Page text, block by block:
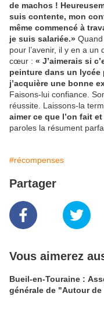
de machos !
suis contente, mon
même commencé à
je suis salariée.»
pour l’avenir, il y en a
cœur : « J’aimerais si
peinture dans un
j’acquière une bonne
Faisons-lui confiance.
réussite. Laissons-la
aimer ce que l’on fait
paroles la résument
#récompenses
Partager
Vous aimerez
Bueil-en-Touraine :
générale de "Autour